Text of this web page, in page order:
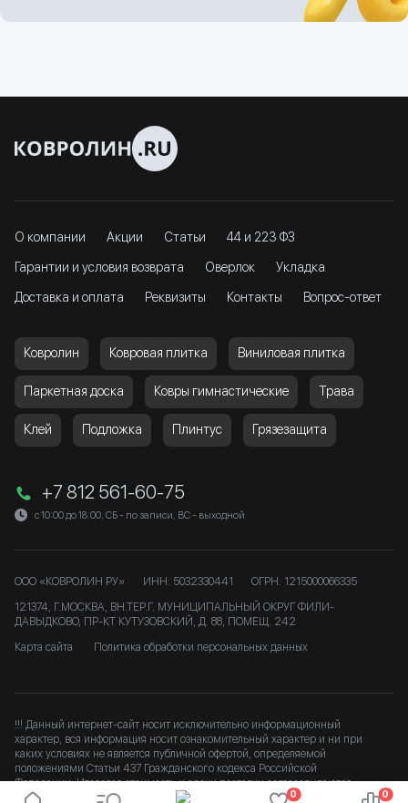
0 0
О компании Акции Статьи 44 и 223 ФЗ
Гарантии и условия возврата Оверлок Укладка
Доставка и оплата Реквизиты Контакты Вопрос-ответ
Ковролин Ковровая плитка Виниловая плитка
Паркетная доска Ковры гимнастические Трава
Клей Подложка Плинтус Грязезащита
+7 812 561-60-75
с 10:00 до 18:00, СБ - по записи, ВС - выходной
ООО «КОВРОЛИН РУ» ИНН: 5032330441
ОГРН: 1215000066335
121374, Г.МОСКВА, ВН.ТЕР.Г. МУНИЦИПАЛЬНЫЙ ОКРУГ ФИЛИ-
ДАВЫДКОВО, ПР-КТ КУТУЗОВСКИЙ, Д. 88, ПОМЕЩ. 242
Карта сайта
Политика обработки персональных данных
!!! Данный интернет-сайт носит исключительно информационный
характер, вся информация носит ознакомительный характер и ни при
каких условиях не является публичной офертой, определяемой
положениями Статьи 437 Гражданского кодекса Российской
Федерации. Итоговая стоимость и сроки доставки согласовываются
после подтверждения заказа. b